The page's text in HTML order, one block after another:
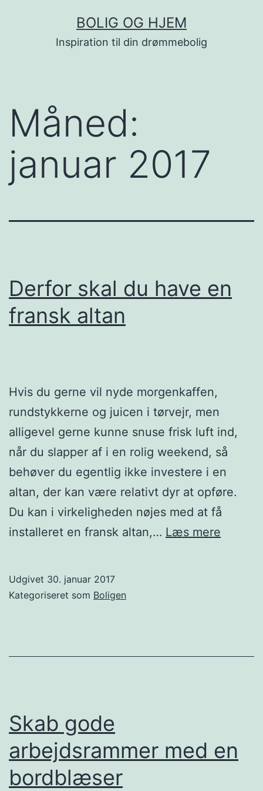
BOLIG OG HJEM
Inspiration til din drømmebolig
Måned:
januar 2017
Derfor skal du have en
fransk altan
Hvis du gerne vil nyde morgenkaffen,
rundstykkerne og juicen i tørvejr, men
alligevel gerne kunne snuse frisk luft ind,
når du slapper af i en rolig weekend, så
behøver du egentlig ikke investere i en
altan, der kan være relativt dyr at opføre.
Du kan i virkeligheden nøjes med at få
installeret en fransk altan,… Læs mere
Udgivet 30. januar 2017
Kategoriseret som Boligen
Skab gode
arbejdsrammer med en
bordblæser